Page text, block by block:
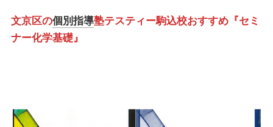
文京区の個別指導塾テスティー駒込校おすすめ『セミ
ナー化学基礎』